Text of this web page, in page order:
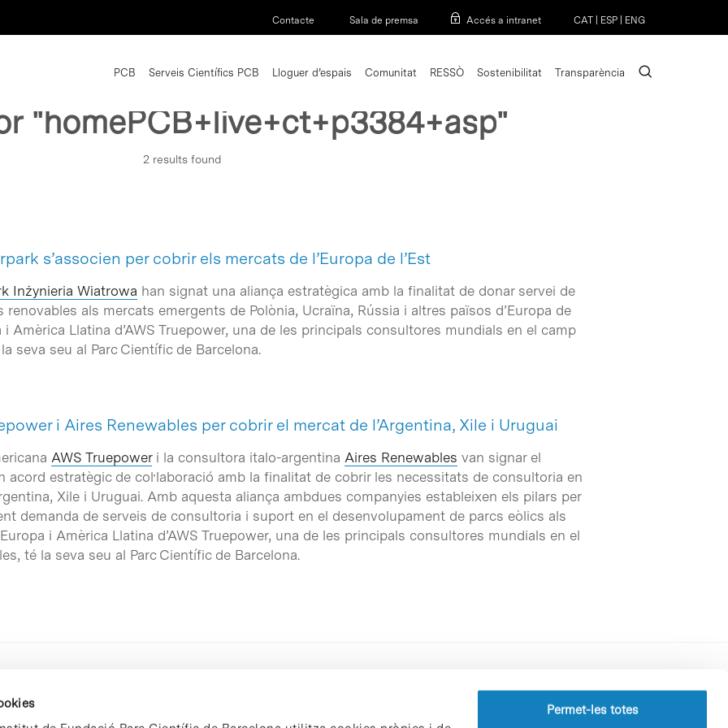
Permet-les totes
Contacte Sala de premsa Accés a intranet CAT ESP ENG
PCB Serveis Científics PCB Lloguer d’espais Comunitat RESSÒ Sostenibilitat Transparència search
"homePCB+live+ct+p3384+asp"
2 results found
s’associen per cobrir els mercats de l’Europa de l’Est
Inżynieria Wiatrowa han signat una aliança estratègica amb la finalitat de donar servei de
renovables als mercats emergents de Polònia, Ucraïna, Rússia i altres països d’Europa de
i Amèrica Llatina d’AWS Truepower, una de les principals consultores mundials en el camp
seva seu al Parc Científic de Barcelona.
i Aires Renewables per cobrir el mercat de l’Argentina, Xile i Uruguai
AWS Truepoweri la consultora italo-argentina Aires Renewables van signar el
acord estratègic de col·laboració amb la finalitat de cobrir les necessitats de consultoria en
Xile i Uruguai. Amb aquesta aliança ambdues companyies estableixen els pilars per
demanda de serveis de consultoria i suport en el desenvolupament de parcs eòlics als
i Amèrica Llatina d’AWS Truepower, una de les principals consultores mundials en el
té la seva seu al Parc Científic de Barcelona.
Perfil del contractant